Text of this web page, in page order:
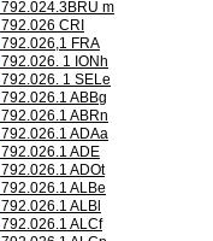
792.024.3BRU m
792.026 CRI
792.026,1 FRA
792.026. 1 IONh
792.026. 1 SELe
792.026.1 ABBg
792.026.1 ABRn
792.026.1 ADAa
792.026.1 ADE
792.026.1 ADOt
792.026.1 ALBe
792.026.1 ALBl
792.026.1 ALCf